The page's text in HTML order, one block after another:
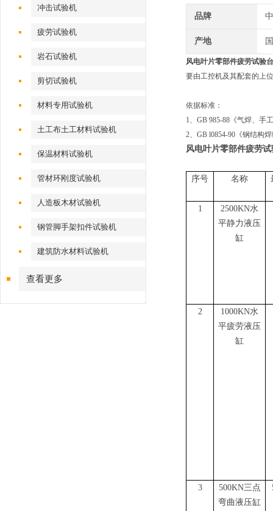
冲击试验机
疲劳试验机
岩石试验机
剪切试验机
材料专用试验机
土工布土工材料试验机
保温材料试验机
管材环刚度试验机
人造板木材试验机
钢管脚手架扣件试验机
建筑防水材料试验机
查看更多
品牌
产地
风电叶片零部件疲劳试验台
要由工控机及其配套的上
依据标准：
1、GB 985-88《气焊、手
2、GB l0854-90《钢结构
风电叶片零部件疲劳试
序号 名称
1 2500KN水
平静力液压
缸
2
1000KN水
平疲劳液压
缸
3 500KN三点
弯曲液压缸